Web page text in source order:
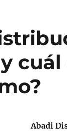
y
Abadi